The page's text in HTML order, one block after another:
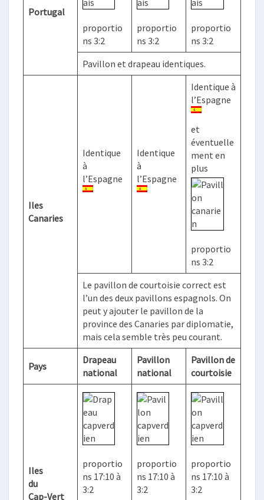
Portugal
proportio
ns 3:2
proportio
ns 3:2
proportio
ns 3:2
Pavillon et drapeau identiques.
Iles
Canaries
Identique
à
l’Espagne
Identique
à
l’Espagne
Identique à
l’Espagne
et
éventuelle
ment en
plus
proportio
ns 3:2
Le pavillon de courtoisie correct est
l’un des deux pavillons espagnols. On
peut y ajouter le pavillon de la
province des Canaries par diplomatie,
mais cela semble très peu courant.
Pays
Drapeau
national
Pavillon
national
Pavillon de
courtoisie
Iles
du
Cap-Vert
proportio
ns 17:10 à
3:2
proportio
ns 17:10 à
3:2
proportio
ns 17:10 à
3:2